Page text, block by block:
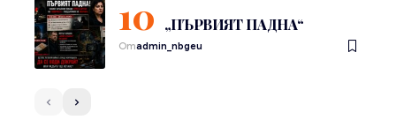
„ПЪРВИЯТ ПАДНА“
Отadmin_nbgeu